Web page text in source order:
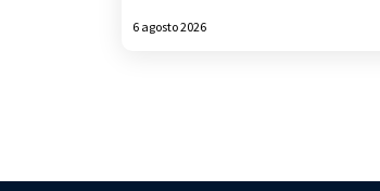
6 agosto 2026